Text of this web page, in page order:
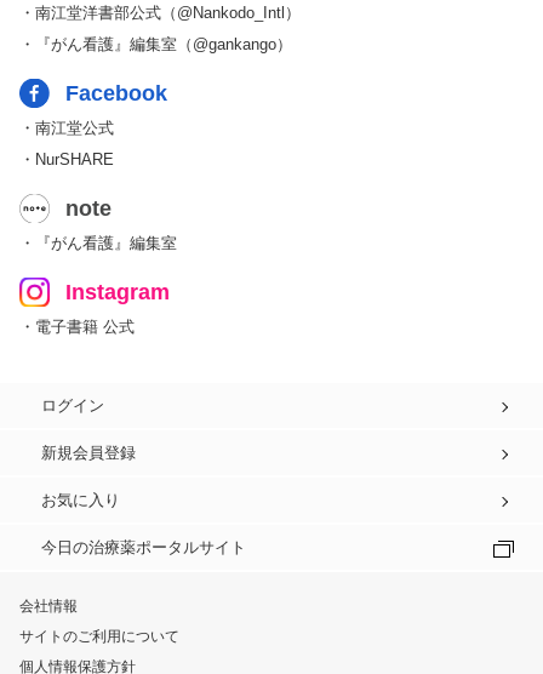
・南江堂洋書部公式（@Nankodo_Intl）
・『がん看護』編集室（@gankango）
Facebook
・南江堂公式
・NurSHARE
note
・『がん看護』編集室
Instagram
・電子書籍 公式
ログイン
新規会員登録
お気に入り
今日の治療薬ポータルサイト
会社情報
サイトのご利用について
個人情報保護方針